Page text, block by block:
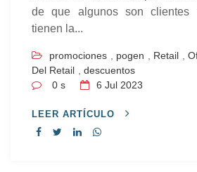
de que algunos son clientes
tienen la...
promociones pogen Retail
Del Retail
descuentos
0 s
6 Jul 2023
LEER ARTÍCULO